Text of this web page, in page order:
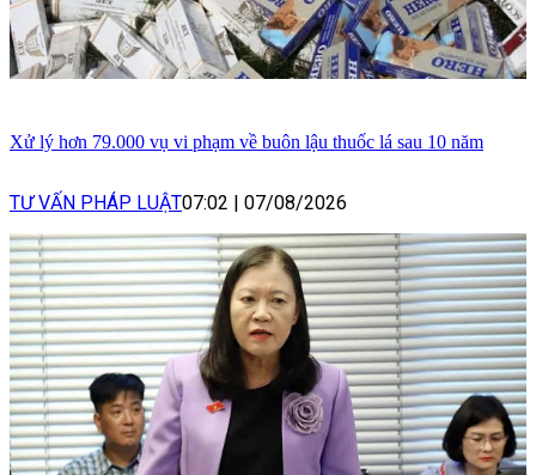
Xử lý hơn 79.000 vụ vi phạm về buôn lậu thuốc lá sau 10 năm
TƯ VẤN PHÁP LUẬT07:02 | 07/08/2026